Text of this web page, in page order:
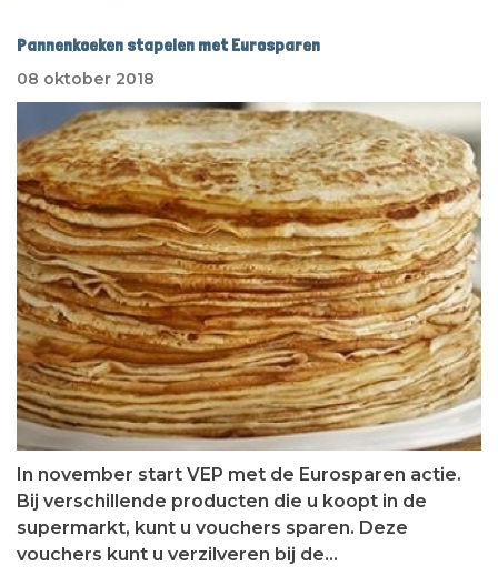
Pannenkoeken stapelen met Eurosparen
08 oktober 2018
In november start VEP met de Eurosparen actie.
Bij verschillende producten die u koopt in de
supermarkt, kunt u vouchers sparen. Deze
vouchers kunt u verzilveren bij de…